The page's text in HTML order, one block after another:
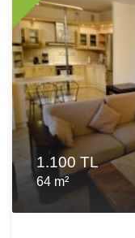
1.100 TL
64 m²